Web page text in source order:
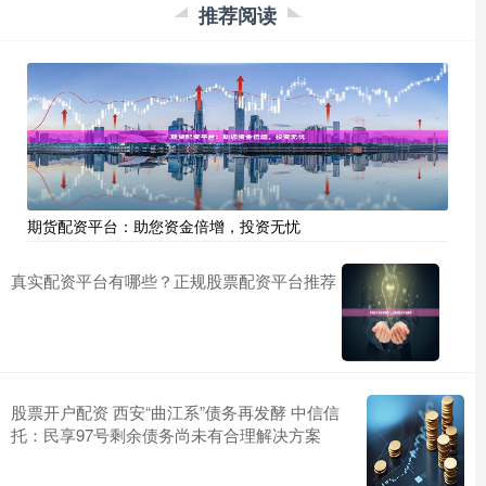
推荐阅读
期货配资平台：助您资金倍增，投资无忧
真实配资平台有哪些？正规股票配资平台推荐
股票开户配资 西安“曲江系”债务再发酵 中信信
托：民享97号剩余债务尚未有合理解决方案